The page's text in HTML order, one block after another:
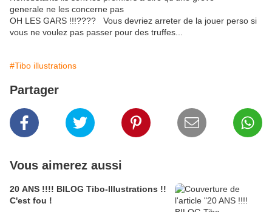
generale ne les concerne pas
OH LES GARS !!!???? Vous devriez arreter de la jouer perso si
vous ne voulez pas passer pour des truffes...
#Tibo illustrations
Partager
Vous aimerez aussi
20 ANS !!!! BILOG Tibo-Illustrations !!
C'est fou !